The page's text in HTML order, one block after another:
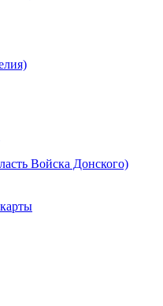
Войска Донского)